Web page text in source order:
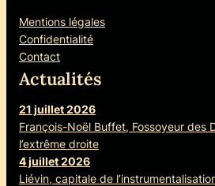
Mentions légales
Confidentialité
Contact
Actualités
21 juillet 2026
François-Noël Buffet, Fossoyeur des
l’extrême droite
4 juillet 2026
Liévin, capitale de